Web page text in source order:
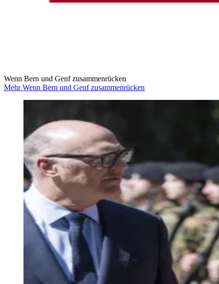
Wenn Bern und Genf zusammenrücken
Mehr Wenn Bern und Genf zusammenrücken